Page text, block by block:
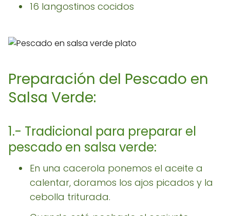
16 langostinos cocidos
Preparación del Pescado en
Salsa Verde:
1.- Tradicional para preparar el
pescado en salsa verde:
En una cacerola ponemos el aceite a
calentar, doramos los ajos picados y la
cebolla triturada.